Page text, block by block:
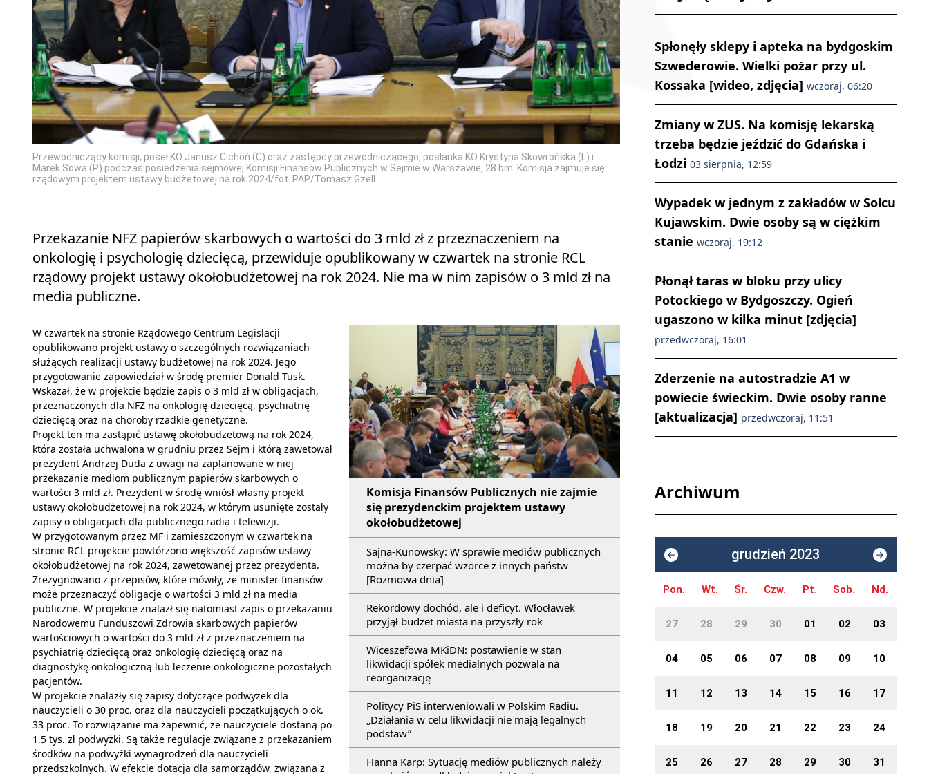
Przewodniczący komisji, poseł KO Janusz Cichoń (C) oraz zastępcy przewodniczącego, posłanka KO Krystyna Skowrońska (L) i
Marek Sowa (P) podczas posiedzenia sejmowej Komisji Finansów Publicznych w Sejmie w Warszawie, 28 bm. Komisja zajmuje się
rządowym projektem ustawy budżetowej na rok 2024/fot. PAP/Tomasz Gzell
Przekazanie NFZ papierów skarbowych o wartości do 3 mld zł z przeznaczeniem na
onkologię i psychologię dziecięcą, przewiduje opublikowany w czwartek na stronie RCL
rządowy projekt ustawy okołobudżetowej na rok 2024. Nie ma w nim zapisów o 3 mld zł na
media publiczne.
Komisja Finansów Publicznych nie zajmie
się prezydenckim projektem ustawy
okołobudżetowej
Sajna-Kunowsky: W sprawie mediów publicznych
można by czerpać wzorce z innych państw
[Rozmowa dnia]
Rekordowy dochód, ale i deficyt. Włocławek
przyjął budżet miasta na przyszły rok
Wiceszefowa MKiDN: postawienie w stan
likwidacji spółek medialnych pozwala na
reorganizację
Politycy PiS interweniowali w Polskim Radiu.
„Działania w celu likwidacji nie mają legalnych
podstaw”
Hanna Karp: Sytuację mediów publicznych należy
W czwartek na stronie Rządowego Centrum Legislacji
opublikowano projekt ustawy o szczególnych rozwiązaniach
służących realizacji ustawy budżetowej na rok 2024. Jego
przygotowanie zapowiedział w środę premier Donald Tusk.
Wskazał, że w projekcie będzie zapis o 3 mld zł w obligacjach,
przeznaczonych dla NFZ na onkologię dziecięcą, psychiatrię
dziecięcą oraz na choroby rzadkie genetyczne.
Projekt ten ma zastąpić ustawę okołobudżetową na rok 2024,
która została uchwalona w grudniu przez Sejm i którą zawetował
prezydent Andrzej Duda z uwagi na zaplanowane w niej
przekazanie mediom publicznym papierów skarbowych o
wartości 3 mld zł. Prezydent w środę wniósł własny projekt
ustawy okołobudżetowej na rok 2024, w którym usunięte zostały
zapisy o obligacjach dla publicznego radia i telewizji.
W przygotowanym przez MF i zamieszczonym w czwartek na
stronie RCL projekcie powtórzono większość zapisów ustawy
okołobudżetowej na rok 2024, zawetowanej przez prezydenta.
Zrezygnowano z przepisów, które mówiły, że minister finansów
może przeznaczyć obligacje o wartości 3 mld zł na media
publiczne. W projekcie znalazł się natomiast zapis o przekazaniu
Narodowemu Funduszowi Zdrowia skarbowych papierów
wartościowych o wartości do 3 mld zł z przeznaczeniem na
psychiatrię dziecięcą oraz onkologię dziecięcą oraz na
diagnostykę onkologiczną lub leczenie onkologiczne pozostałych
pacjentów.
W projekcie znalazły się zapisy dotyczące podwyżek dla
nauczycieli o 30 proc. oraz dla nauczycieli początkujących o ok.
33 proc. To rozwiązanie ma zapewnić, że nauczyciele dostaną po
1,5 tys. zł podwyżki. Są także regulacje związane z przekazaniem
środków na podwyżki wynagrodzeń dla nauczycieli
przedszkolnych. W efekcie dotacja dla samorządów, związana z
Spłonęły sklepy i apteka na bydgoskim
Szwederowie. Wielki pożar przy ul.
Kossaka [wideo, zdjęcia] wczoraj, 06:20
Zmiany w ZUS. Na komisję lekarską
trzeba będzie jeździć do Gdańska i
Łodzi 03 sierpnia, 12:59
Wypadek w jednym z zakładów w Solcu
Kujawskim. Dwie osoby są w ciężkim
stanie wczoraj, 19:12
Płonął taras w bloku przy ulicy
Potockiego w Bydgoszczy. Ogień
ugaszono w kilka minut [zdjęcia]
przedwczoraj, 16:01
Zderzenie na autostradzie A1 w
powiecie świeckim. Dwie osoby ranne
[aktualizacja] przedwczoraj, 11:51
Archiwum
grudzień 2023
Pon. Wt. Śr. Czw. Pt. Sob. Nd.
27 28 29 30 01 02 03
04 05 06 07 08 09 10
11 12 13 14 15 16 17
18 19 20 21 22 23 24
25 26 27 28 29 30 31